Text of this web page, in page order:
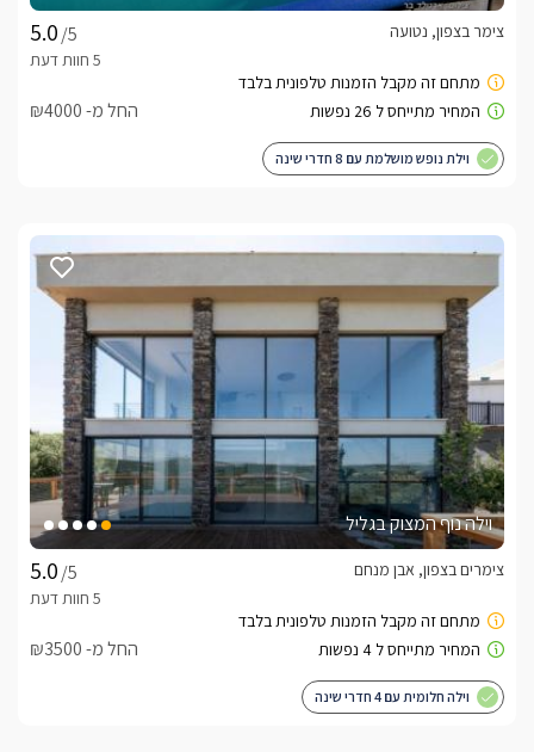
/5
צימר בצפון, נטועה
החל מ- ₪4000
וילת נופש מושלמת עם 8 חדרי שינה
וילה נוף המצוק בגליל
/5
צימרים בצפון, אבן מנחם
החל מ- ₪3500
וילה חלומית עם 4 חדרי שינה